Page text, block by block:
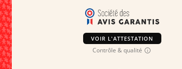
VOIR L'ATTESTATION
Contrôle & qualité